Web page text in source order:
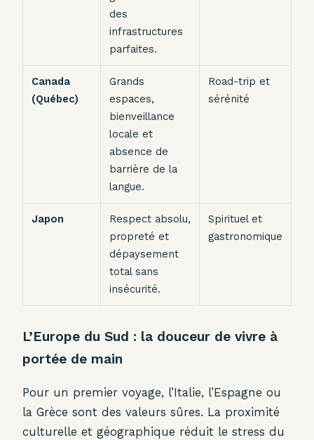
des
infrastructures
parfaites.
Canada
(Québec)
Grands
espaces,
bienveillance
locale et
absence de
barrière de la
langue.
Road-trip et
sérénité
Japon
Respect absolu,
propreté et
dépaysement
total sans
insécurité.
Spirituel et
gastronomique
L’Europe du Sud : la douceur de vivre à
portée de main
Pour un premier voyage, l’Italie, l’Espagne ou
la Grèce sont des valeurs sûres. La proximité
culturelle et géographique réduit le stress du